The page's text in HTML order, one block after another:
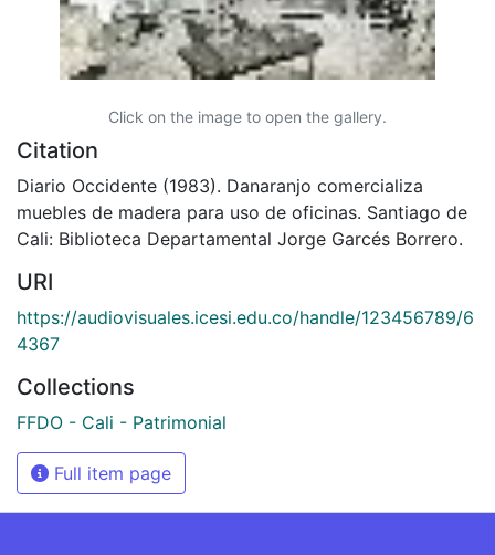
Click on the image to open the gallery.
Citation
Diario Occidente (1983). Danaranjo comercializa
muebles de madera para uso de oficinas. Santiago de
Cali: Biblioteca Departamental Jorge Garcés Borrero.
URI
https://audiovisuales.icesi.edu.co/handle/123456789/6
4367
Collections
FFDO - Cali - Patrimonial
Full item page